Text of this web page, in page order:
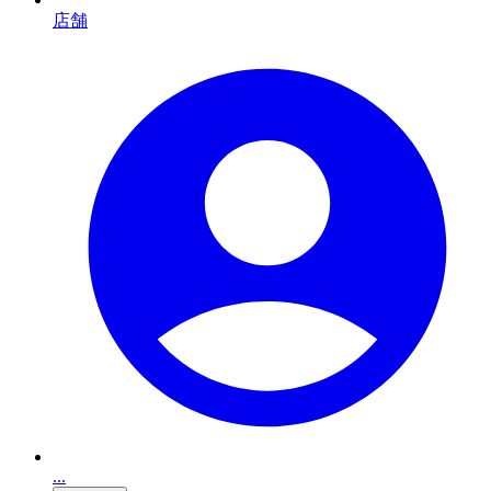
店舗
...